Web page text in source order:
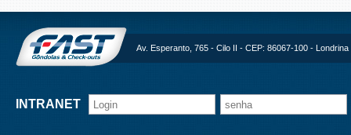
Av. Esperanto, 765 - Cilo II - CEP: 86067-100 -
INTRANET